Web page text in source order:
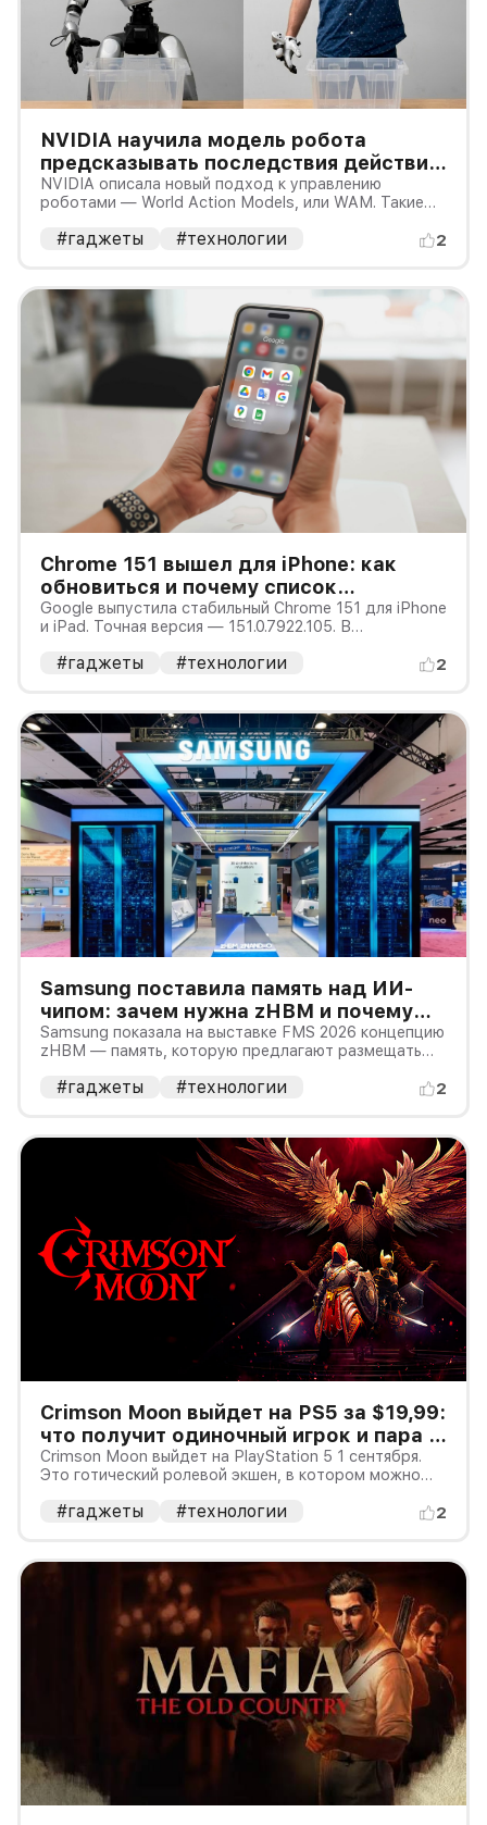
NVIDIA научила модель робота
предсказывать последствия действий:
что доказали цифры и где предел
NVIDIA описала новый подход к управлению
роботами — World Action Models, или WAM. Такие
выбирать действие, но и заранее представлять, как
#гаджеты #технологии 2
Chrome 151 вышел для iPhone: как
обновиться и почему список
исправлений нельзя додумывать
Google выпустила стабильный Chrome 151 для iPhone
и iPad. Точная версия — 151.0.7922.105. В
обещает улучшения стабильности и
#гаджеты #технологии 2
Samsung поставила память над ИИ-
чипом: зачем нужна zHBM и почему
это пока не смартфон
Samsung показала на выставке FMS 2026 концепцию
zHBM — память, которую предлагают размещать
утверждает, что такая компоновка способна дать
#гаджеты #технологии 2
Crimson Moon выйдет на PS5 за $19,99:
что получит одиночный игрок и пара в
кооперативе
Crimson Moon выйдет на PlayStation 5 1 сентября.
Это готический ролевой экшен, в котором можно
Стандартное издание оценено в $19,99, Deluxe — в
#гаджеты #технологии 2